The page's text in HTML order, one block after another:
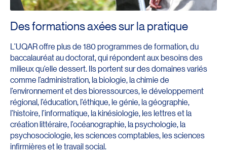
Des formations axées sur la pratique
L’UQAR offre plus de 180 programmes de formation, du
baccalauréat au doctorat, qui répondent aux besoins des
milieux qu’elle dessert. Ils portent sur des domaines variés
comme l’administration, la biologie, la chimie de
l’environnement et des bioressources, le développement
régional, l’éducation, l’éthique, le génie, la géographie,
l’histoire, l’informatique, la kinésiologie, les lettres et la
création littéraire, l’océanographie, la psychologie, la
psychosociologie, les sciences comptables, les sciences
infirmières et le travail social.